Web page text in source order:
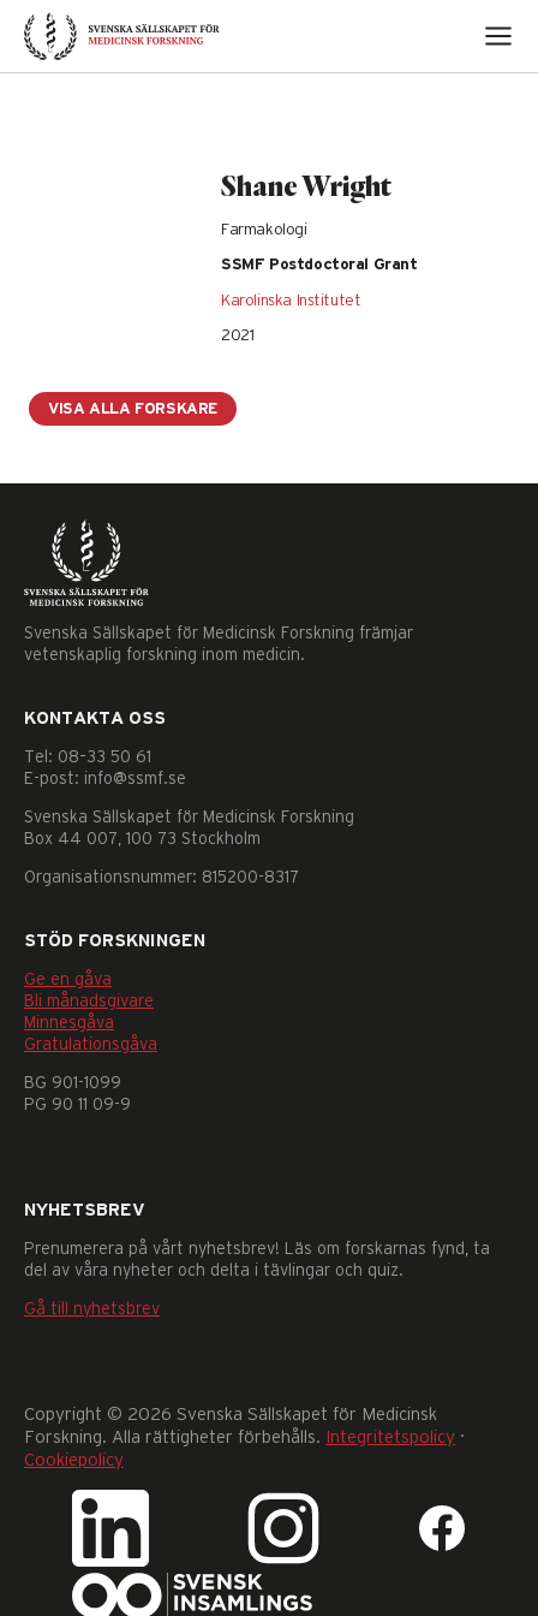
Skip
content
Shane Wright
Farmakologi
SSMF Postdoctoral Grant
Karolinska Institutet
2021
VISA ALLA FORSKARE
Svenska Sällskapet för Medicinsk Forskning främjar
vetenskaplig forskning inom medicin.
KONTAKTA OSS
Tel: 08–33 50 61
E-post: info@ssmf.se
Svenska Sällskapet för Medicinsk Forskning
Box 44 007, 100 73 Stockholm
Organisationsnummer: 815200-8317
STÖD FORSKNINGEN
Ge en gåva
Bli månadsgivare
Minnesgåva
Gratulationsgåva
BG 901-1099
PG 90 11 09-9
NYHETSBREV
Prenumerera på vårt nyhetsbrev! Läs om forskarnas fynd, ta
del av våra nyheter och delta i tävlingar och quiz.
Gå till nyhetsbrev
Copyright © 2026 Svenska Sällskapet för Medicinsk
Forskning. Alla rättigheter förbehålls. Integritetspolicy ·
Cookiepolicy
Nödvändiga
Dessa
kakor
går
De
behövs
för
hemsidan
ska
fungera.
Statistik
kunna
förbättra